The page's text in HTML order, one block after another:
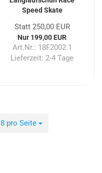
Speed Skate
Statt 250,00 EUR
Nur 199,00 EUR
Art.Nr.: 18F2002.1
Lieferzeit: 2-4 Tage
8 pro Seite
pro Seite